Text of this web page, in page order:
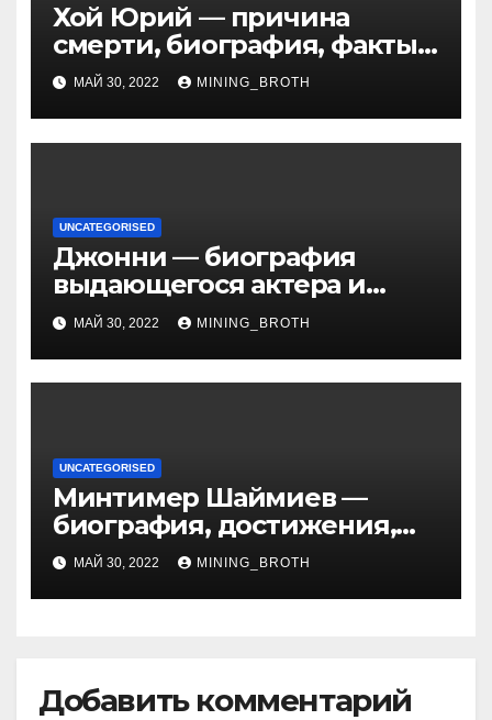
Хой Юрий — причина
смерти, биография, факты
из жизни Википедия
МАЙ 30, 2022 MINING_BROTH
UNCATEGORISED
Джонни — биография
выдающегося актера и
талантливого певца, чья
артистичность захватывает
миллионы сердец
МАЙ 30, 2022 MINING_BROTH
UNCATEGORISED
Минтимер Шаймиев —
биография, достижения,
семья
МАЙ 30, 2022 MINING_BROTH
Добавить комментарий